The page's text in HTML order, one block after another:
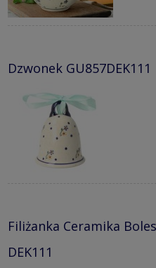
Dzwonek GU857DEK111
Filiżanka Ceramika
DEK111